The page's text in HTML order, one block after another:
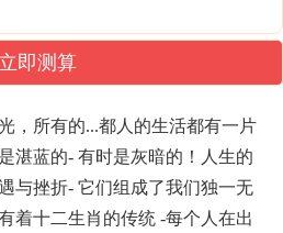
立即测算
，所有的...都人的生活都有一片
湛蓝的- 有时是灰暗的！人生的
与挫折- 它们组成了我们独一无
着十二生肖的传统 -每个人在出